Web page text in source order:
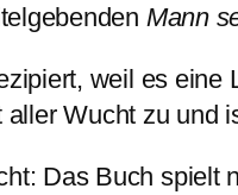
Mann
weil es
Wucht zu und
Das Buch